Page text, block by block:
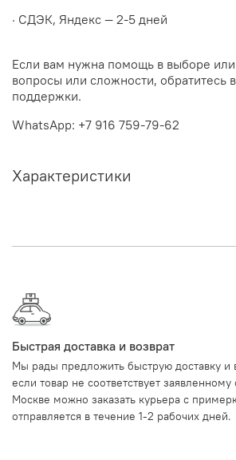
· СДЭК, Яндекс — 2-5 дней
Если вам нужна помощь в выборе
вопросы или сложности, обратитесь
поддержки.
WhatsApp: +7 916 759-79-62
Характеристики
Быстрая доставка и возврат
Мы рады предложить быструю доставку и
если товар не соответствует
Москве можно заказать курьера с
отправляется в течение 1-2 рабочих дней.